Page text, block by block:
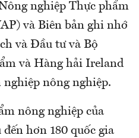
nghiệp Thực phẩm
và Biên bản ghi nhớ
và Đầu tư và Bộ
và Hàng hải Ireland
nghiệp nông nghiệp.
nông nghiệp của
hơn 180 quốc gia